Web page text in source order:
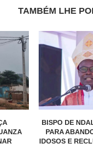
TAMBÉM LHE
BISPO DE
PARA
IDOSOS E